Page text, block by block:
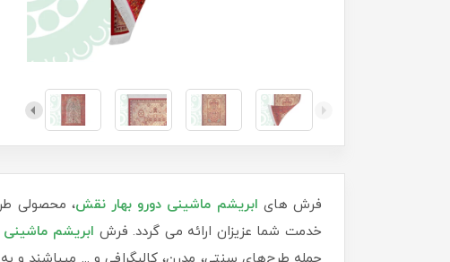
فرش های ابریشم ماشینی دورو بهار نقش، محصولی
خدمت شما عزیزان ارائه می گردد. فرش ابریشم